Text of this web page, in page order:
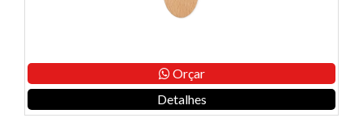
Orçar
Detalhes